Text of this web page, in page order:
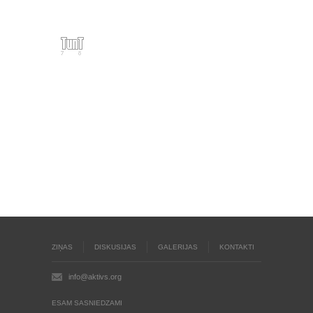
ZIŅAS DISKUSIJAS GALERIJAS KONTAKTI
info@aktivs.org
ESAM SASNIEDZAMI